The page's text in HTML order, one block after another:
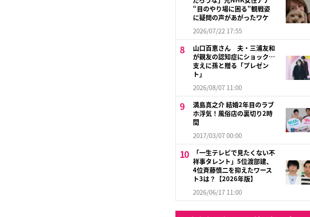
“目のやり場に困る”観戦姿
に疑問の声があがったワケ
2026/07/22 17:55
山口百恵さん 夫・三浦友和
が親友の認知症にショック…
支えに孫と贈る「プレゼン
ト」
2026/08/07 11:00
満島真之介 結婚2年目のラブ
ホ浮気！風俗店の裏切り2時
間
2017/03/07 00:00
「一生テレビで見たくない不
祥事タレント」5位渡部建、
4位斉藤慎二を抑えたワース
ト3は？【2026年版】
2026/06/17 11:00